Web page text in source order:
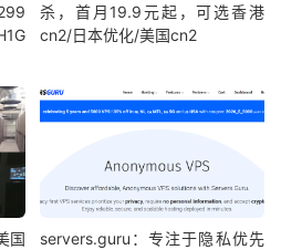
杀，首月19.9元起，可选香港
cn2/日本优化/美国cn2
国
servers.guru：专注于隐私优先